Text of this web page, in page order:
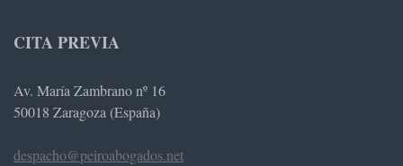
CITA PREVIA
Av. María Zambrano nº 16
50018 Zaragoza (España)
despacho@peiroabogados.net